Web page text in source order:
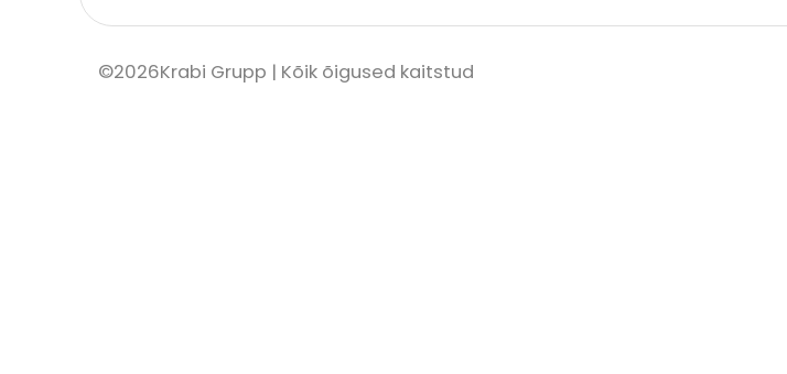
©2026Krabi Grupp | Kõik õigused kaitstud